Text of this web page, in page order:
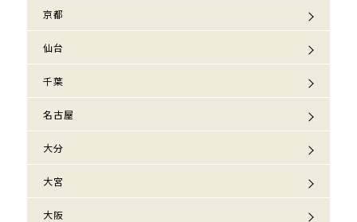
京都
仙台
千葉
名古屋
大分
大宮
大阪